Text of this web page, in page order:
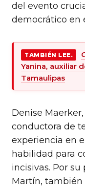
del evento
democrático en
TAMBIÉN LEE.
Yanina, auxiliar
Tamaulipas
Denise
conductora de
experiencia en
habilidad para
incisivas. Por su
Martín,